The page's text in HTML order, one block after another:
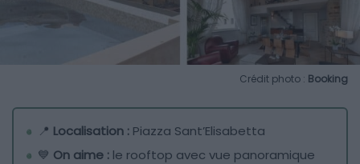
Crédit photo : Booking
📍 Localisation : Piazza Sant’Elisabetta
💙 On aime : le rooftop avec vue panoramique